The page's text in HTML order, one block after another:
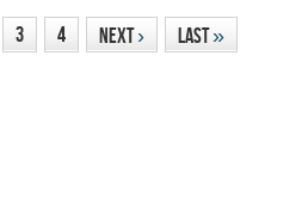
3 4 Next› Last»